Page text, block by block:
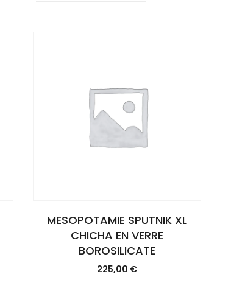
MESOPOTAMIE SPUTNIK XL
CHICHA EN VERRE
BOROSILICATE
225,00 €